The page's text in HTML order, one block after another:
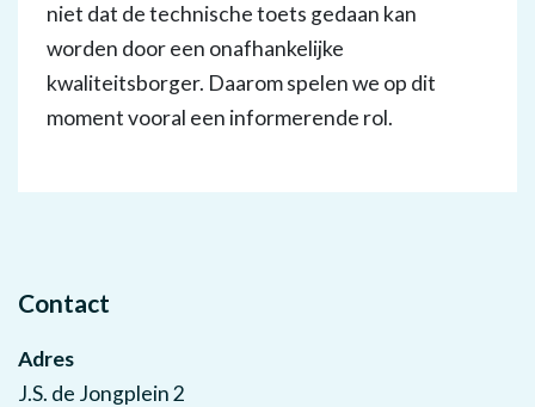
niet dat de technische toets gedaan kan
worden door een onafhankelijke
kwaliteitsborger. Daarom spelen we op dit
moment vooral een informerende rol.
Contact
Adres
J.S. de Jongplein 2